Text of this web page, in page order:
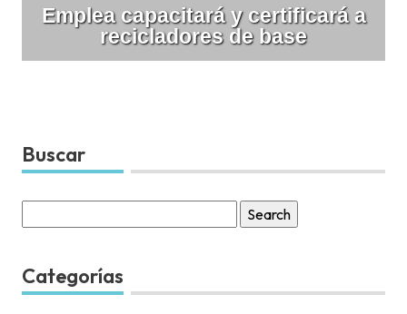
Emplea capacitará y certificará a
recicladores de base
Buscar
for:
Categorías